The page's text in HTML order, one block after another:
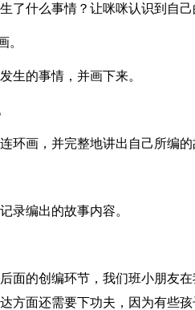
了什么事情？让咪咪认识到自
。
生的事情，并画下来。
环画，并完整地讲出自己所编的
录编出的故事内容。
面的创编环节，我们班小朋友
方面还需要下功夫，因为有些